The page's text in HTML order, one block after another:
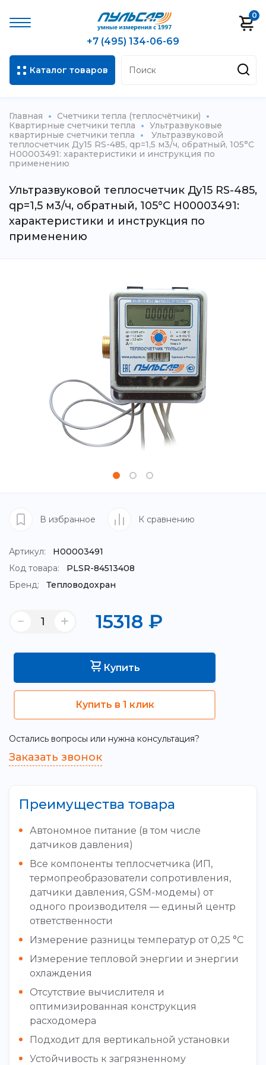
0
+7 (495) 134-06-69
Каталог товаров
Главная
Счетчики тепла (теплосчётчики)
Квартирные счетчики тепла
Ультразвуковые
квартирные счетчики тепла
Ультразвуковой
теплосчетчик Ду15 RS-485, qp=1,5 м3/ч, обратный, 105°C
Н00003491: характеристики и инструкция по
применению
Ультразвуковой теплосчетчик Ду15 RS-485,
qp=1,5 м3/ч, обратный, 105°C Н00003491:
характеристики и инструкция по
применению
В избранное К сравнению
Артикул:
Н00003491
Код товара:
PLSR-84513408
Бренд:
Тепловодохран
15318 ₽
Купить
Купить в 1 клик
Остались вопросы или нужна консультация?
Заказать звонок
Преимущества товара
Автономное питание (в том числе
датчиков давления)
Все компоненты теплосчетчика (ИП,
термопреобразователи сопротивления,
датчики давления, GSM-модемы) от
одного производителя — единый центр
ответственности
Измерение разницы температур от 0,25 °С
Измерение тепловой энергии и энергии
охлаждения
Отсутствие вычислителя и
оптимизированная конструкция
расходомера
Подходит для вертикальной установки
Устойчивость к загрязненному